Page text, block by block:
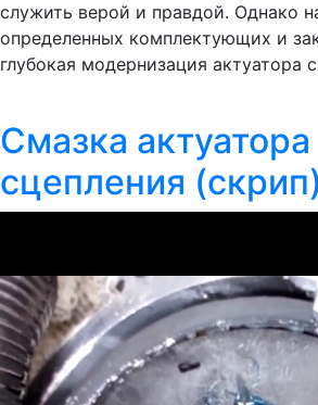
служить верой и правдой. Однако
определенных комплектующих и
глубокая модернизация актуатора
Смазка актуатора
сцепления (скрип)